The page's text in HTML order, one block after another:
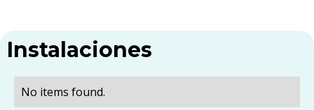
Instalaciones
No items found.